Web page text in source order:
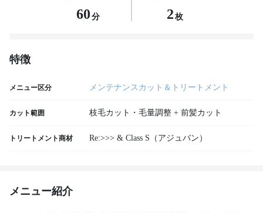
60 分 2 枚
特徴
メニュー区分 メンテナンスカット＆トリートメント
カット範囲 枝毛カット・毛量調整 + 前髪カット
トリートメント商材 Re:>>> & Class S（アジュバン）
メニュー紹介